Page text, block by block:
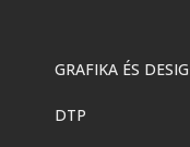
GRAFIKA ÉS
DTP